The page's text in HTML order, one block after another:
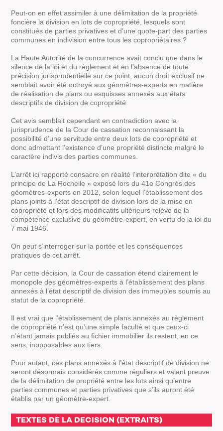
Peut-on en effet assimiler à une délimitation de la propriété
foncière la division en lots de copropriété, lesquels sont
constitués de parties privatives et d’une quote-part des parties
communes en indivision entre tous les copropriétaires ?
La Haute Autorité de la concurrence avait conclu que dans le
silence de la loi et du règlement et en l’absence de toute
précision jurisprudentielle sur ce point, aucun droit exclusif ne
semblait avoir été octroyé aux géomètres-experts en matière
de réalisation de plans ou esquisses annexés aux états
descriptifs de division de copropriété.
Cet avis semblait cependant en contradiction avec la
jurisprudence de la Cour de cassation reconnaissant la
possibilité d’une servitude entre deux lots de copropriété et
donc admettant l’existence d’une propriété distincte malgré le
caractère indivis des parties communes.
L’arrêt ici rapporté consacre en réalité l’interprétation dite « du
principe de La Rochelle » exposé lors du 41e Congrès des
géomètres-experts en 2012, selon lequel l’établissement des
plans joints à l’état descriptif de division lors de la mise en
copropriété et lors des modificatifs ultérieurs relève de la
compétence exclusive du géomètre-expert, en vertu de la loi du
7 mai 1946.
On peut s’interroger sur la portée et les conséquences
pratiques de cet arrêt.
Par cette décision, la Cour de cassation étend clairement le
monopole des géomètres-experts à l’établissement des plans
annexés à l’état descriptif de division des immeubles soumis au
statut de la copropriété.
Il est vrai que l’établissement de plans annexés au règlement
de copropriété n’est qu’une simple faculté et que ceux-ci
n’étant jamais publiés au fichier immobilier ils restent, en ce
sens, inopposables aux tiers.
Pour autant, ces plans annexés à l’état descriptif de division ne
seront désormais considérés comme réguliers et valant preuve
de la délimitation de propriété entre les lots ainsi qu’entre
parties communes et parties privatives que s’ils auront été
établis par un géomètre-expert.
TEXTES DE LA DECISION (EXTRAITS)